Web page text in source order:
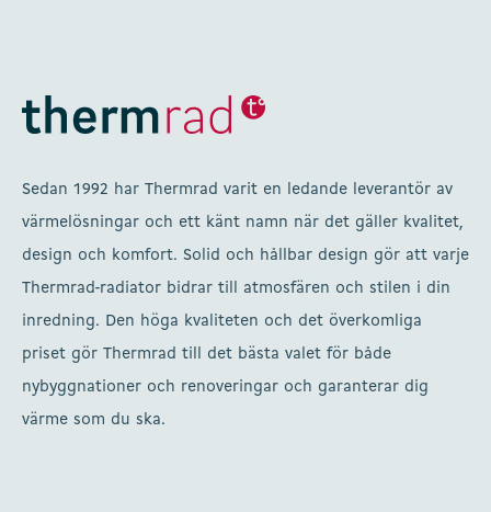
Sedan 1992 har Thermrad varit en ledande leverantör av
värmelösningar och ett känt namn när det gäller kvalitet,
design och komfort. Solid och hållbar design gör att varje
Thermrad-radiator bidrar till atmosfären och stilen i din
inredning. Den höga kvaliteten och det överkomliga
priset gör Thermrad till det bästa valet för både
nybyggnationer och renoveringar och garanterar dig
värme som du ska.